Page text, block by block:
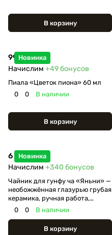
В корзину
Новинка
990 ₽
Начислим +49бонусов
Пиала «Цветок пиона» 60 мл
0
0 В наличии
В корзину
Новинка
6 800 ₽
Начислим +340 бонусов
Чайник для гунфу ча «Яньни» —
необожжённая глазурью грубая
керамика, ручная работа,
дровяной обжиг, 90 мл
0 0 В наличии
В корзину